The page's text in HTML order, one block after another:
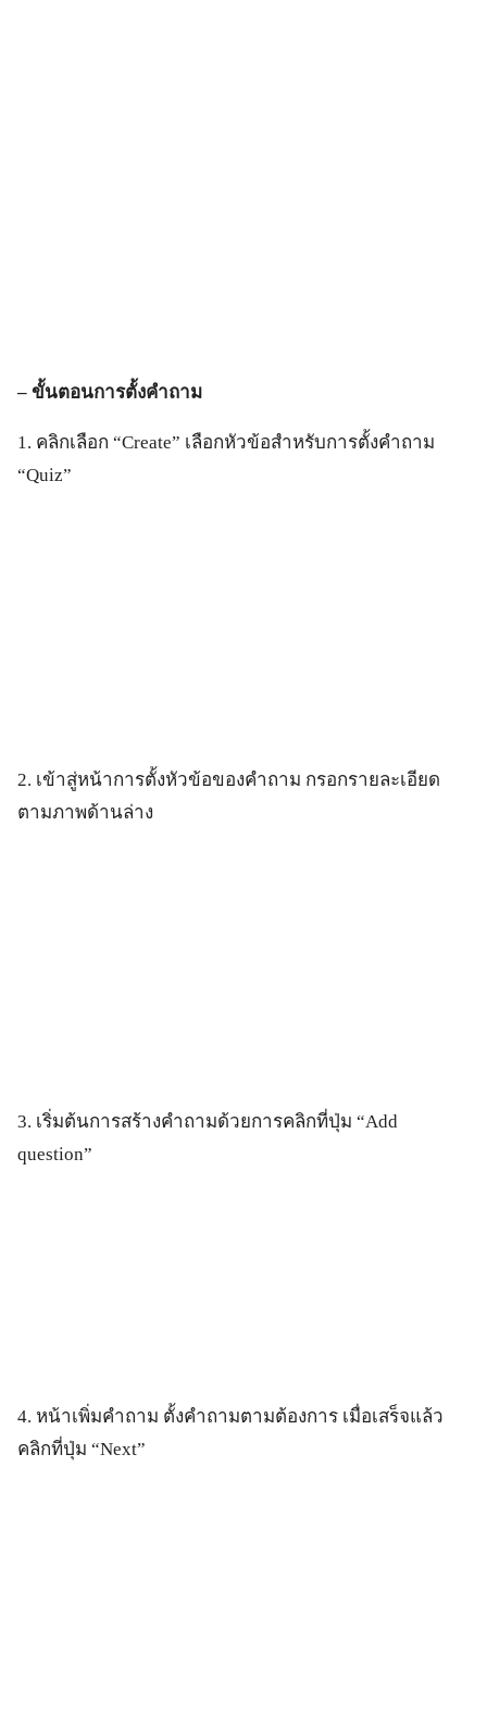
– ขั้นตอนการตั้งคำถาม
1. คลิกเลือก “Create” เลือกหัวข้อสำหรับการตั้งคำถาม
“Quiz”
2. เข้าสู่หน้าการตั้งหัวข้อของคำถาม กรอกรายละเอียด
ตามภาพด้านล่าง
3. เริ่มต้นการสร้างคำถามด้วยการคลิกที่ปุ่ม “Add
question”
4. หน้าเพิ่มคำถาม ตั้งคำถามตามต้องการ เมื่อเสร็จแล้ว
คลิกที่ปุ่ม “Next”